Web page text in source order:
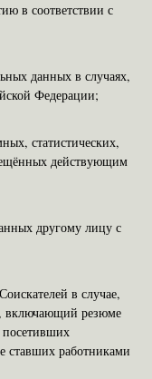
в соответствии с
данных в случаях,
Федерации;
статистических,
действующим
другому лицу с
в случае,
включающий резюме
посетивших
ставших работниками